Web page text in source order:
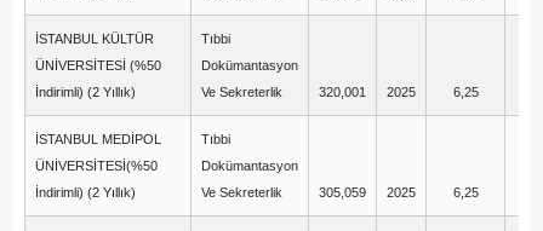
İSTANBUL KÜLTÜR
ÜNİVERSİTESİ (%50
İndirimli) (2 Yıllık)
Tıbbi
Dokümantasyon
Ve Sekreterlik
320,001 2025 6,25
İSTANBUL MEDİPOL
ÜNİVERSİTESİ(%50
İndirimli) (2 Yıllık)
Tıbbi
Dokümantasyon
Ve Sekreterlik
305,059 2025 6,25